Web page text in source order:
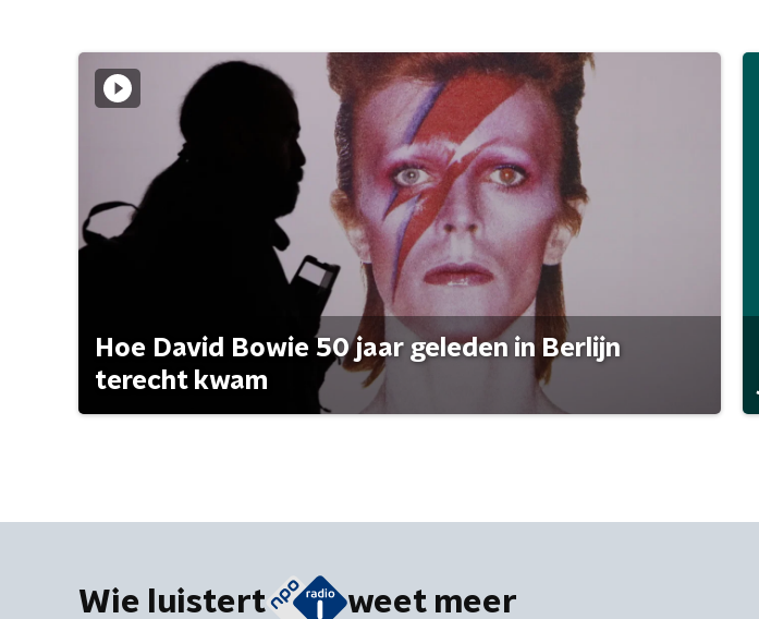
Hoe David Bowie 50 jaar geleden in Berlijn
terecht kwam
Wie luistert weet meer